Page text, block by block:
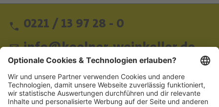
0221 / 13 97 28 - 0
info@koelner-weinkeller.de
Schnellzugriff